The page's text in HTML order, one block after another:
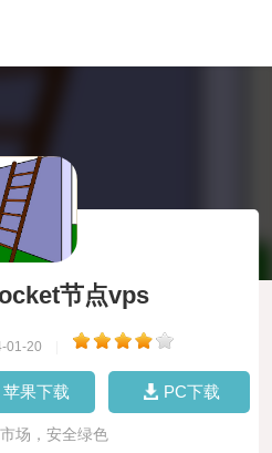
节点vps
01-20
苹果下载 PC下载
场，安全绿色